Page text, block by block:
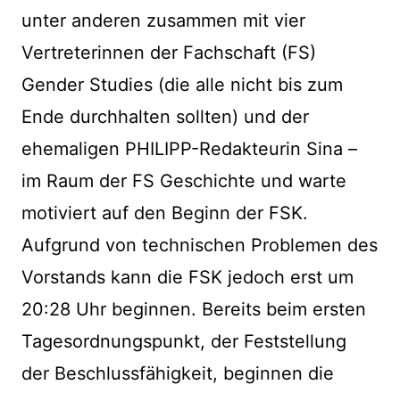
unter anderen zusammen mit vier
Vertreterinnen der Fachschaft (FS)
Gender Studies (die alle nicht bis zum
Ende durchhalten sollten) und der
ehemaligen PHILIPP-Redakteurin Sina –
im Raum der FS Geschichte und warte
motiviert auf den Beginn der FSK.
Aufgrund von technischen Problemen des
Vorstands kann die FSK jedoch erst um
20:28 Uhr beginnen. Bereits beim ersten
Tagesordnungspunkt, der Feststellung
der Beschlussfähigkeit, beginnen die